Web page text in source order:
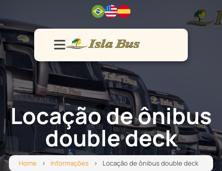
Home
Frota
Vendas
Serviços
Contato
Locação de ônibus
double deck
Home Informações Locação de ônibus double deck